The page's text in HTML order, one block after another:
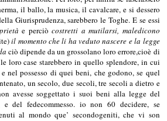
il ballo, la musica, il cavalcare, e si dessero
Giurisprudenza, sarebbero le Toghe. E se essi
e perciòcostretti a mutilarsi, maledicono
il momento che li ha veduto nascere e la legge
ciò dipende da un grossolano loro errore,cioè di
loro case starebbero in quello splendore, in cui
nel possesso di quei beni, che godono, se quel
un secolo, due secoli, tre secoli a dietro e
avesse soggettato i suoi beni alla legge del
e del fedecommesso. io non 60 decidere, se
al mondo que’ secondogeniti, che vi son